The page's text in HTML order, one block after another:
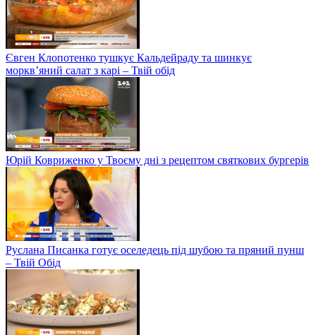
Євген Клопотенко тушкує Кальдейраду та шинкує
моркв’яний салат з карі – Твій обід
Юрій Ковриженко у Твоєму дні з рецептом святкових бургерів
Руслана Писанка готує оселедець під шубою та пряний пунш
– Твій Обід